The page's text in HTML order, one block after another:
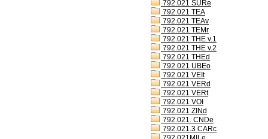
792.021 SURe
792.021 TEA
792.021 TEAv
792.021 TEMr
792.021 THE v.1
792.021 THE v.2
792.021 THEd
792.021 UBEo
792.021 VEIt
792.021 VERd
792.021 VERt
792.021 VOI
792.021 ZINd
792.021. CNDe
792.021.3 CARc